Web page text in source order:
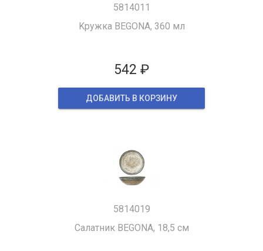
5814011
Kружка BEGONA, 360 мл
542 ₽
ДОБАВИТЬ В КОРЗИНУ
5814019
Салатник BEGONA, 18,5 см